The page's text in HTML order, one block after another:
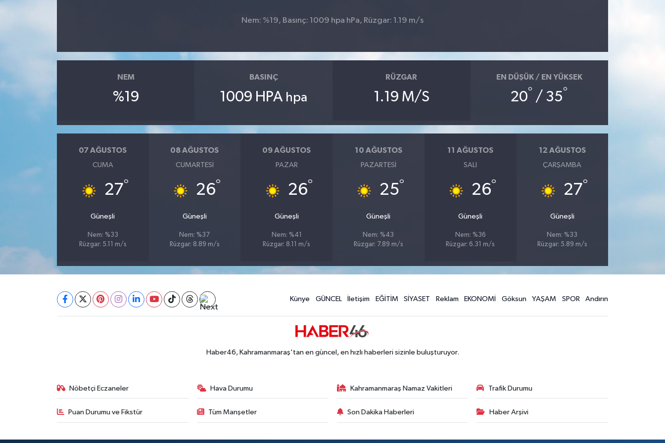
Nem: %19, Basınç: 1009 hpa hPa, Rüzgar: 1.19 m/s
NEM
%19
BASINÇ
1009 HPA hpa
RÜZGAR
1.19 M/S
EN DÜŞÜK / EN YÜKSEK
20° / 35°
07 AĞUSTOS
CUMA
27°
Güneşli
Nem: %33
Rüzgar: 5.11 m/s
08 AĞUSTOS
CUMARTESI
26°
Güneşli
Nem: %37
Rüzgar: 8.89 m/s
09 AĞUSTOS
PAZAR
26°
Güneşli
Nem: %41
Rüzgar: 8.11 m/s
10 AĞUSTOS
PAZARTESI
25°
Güneşli
Nem: %43
Rüzgar: 7.89 m/s
11 AĞUSTOS
SALI
26°
Güneşli
Nem: %36
Rüzgar: 6.31 m/s
12 AĞUSTOS
ÇARŞAMBA
27°
Güneşli
Nem: %33
Rüzgar: 5.89 m/s
Künye GÜNCEL İletişim EĞİTİM SİYASET Reklam EKONOMİ Göksun YAŞAM SPOR Andırın
Haber46, Kahramanmaraş'tan en güncel, en hızlı haberleri sizinle buluşturuyor.
Nöbetçi Eczaneler Hava Durumu Kahramanmaraş Namaz Vakitleri Trafik Durumu
Puan Durumu ve Fikstür Tüm Manşetler Son Dakika Haberleri Haber Arşivi
KADIN-AİLE
YEREL YÖNETİM
ÜÇÜNCÜ SAYFA
BİLİMNET
ÇEK GÖNDER